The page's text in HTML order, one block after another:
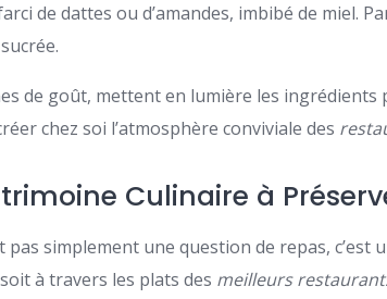
de dattes ou d’amandes, imbibé de miel.
de goût, mettent en lumière les ingrédients
chez soi l’atmosphère conviviale des
Culinaire à
simplement une question de repas, c’est
à travers les plats des meilleurs